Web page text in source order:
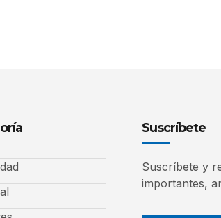
Suscríbete
Suscríbete y
importantes,